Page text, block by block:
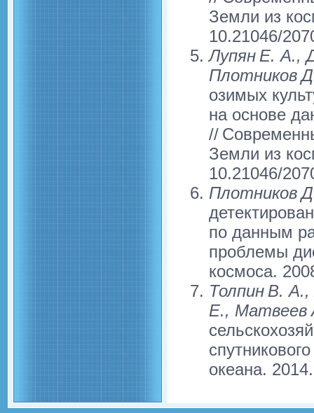
Земли из
10.21046/
Лупян Е. А.,
Плотников
озимых
на основе
//
Земли из
10.21046/
Плотников
по данным
проблемы
космоса.
Толпин В.
Е., Матвеев
океана.